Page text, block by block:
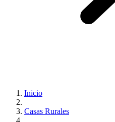
Inicio
Casas Rurales